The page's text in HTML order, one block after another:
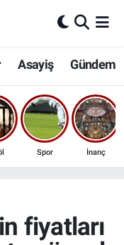
Asayiş Gündem
Spor İnanç
fiyatları